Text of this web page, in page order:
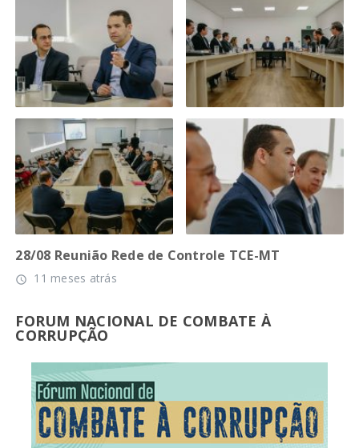
28/08 Reunião Rede de Controle TCE-MT
access_time 11 meses atrás
FORUM NACIONAL DE COMBATE À
CORRUPÇÃO